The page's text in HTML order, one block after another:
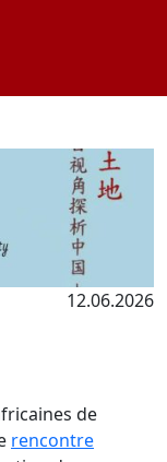
12.06.2026
de
rencontre